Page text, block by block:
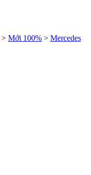
> Mới 100% > Mercedes